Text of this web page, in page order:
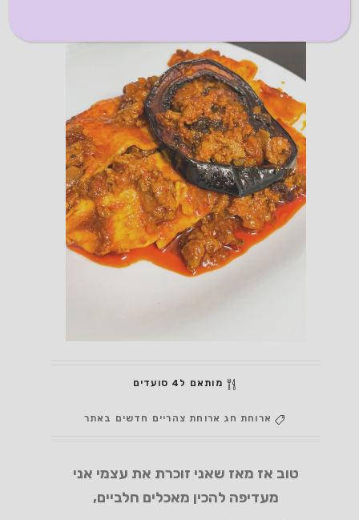
מותאם ל4 סועדים
ארוחת חג ארוחת צהריים חדשים באתר
טוב אז מאז שאני זוכרת את עצמי אני
מעדיפה להכין מאכלים חלביים,